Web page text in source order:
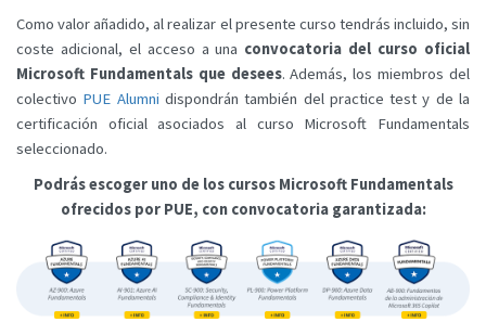
Como valor añadido, al realizar el presente curso tendrás incluido, sin
coste adicional, el acceso a una convocatoria del curso oficial
Microsoft Fundamentals que desees. Además, los miembros del
colectivo PUE Alumni dispondrán también del practice test y de la
certificación oficial asociados al curso Microsoft Fundamentals
seleccionado.
Podrás escoger uno de los cursos Microsoft Fundamentals
ofrecidos por PUE, con convocatoria garantizada: